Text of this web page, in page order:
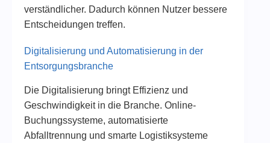
verständlicher. Dadurch können Nutzer bessere
Entscheidungen treffen.
Digitalisierung und Automatisierung in der
Entsorgungsbranche
Die Digitalisierung bringt Effizienz und
Geschwindigkeit in die Branche. Online-
Buchungssysteme, automatisierte
Abfalltrennung und smarte Logistiksysteme